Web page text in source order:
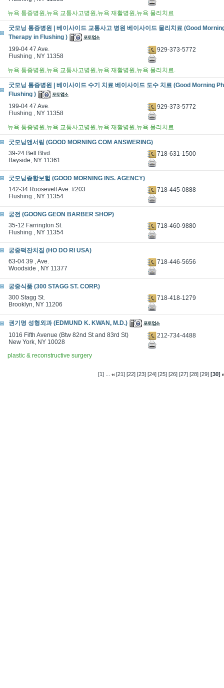
뉴욕 통증병원,뉴욕 교통사고병원,뉴욕 재활병원,뉴욕 물리치료
굿모닝 통증병원 | 베이사이드 교통사고 병원 베이사이드 물리치료 (Good
Therapy in Flushing )
199-04 47 Ave.
Flushing , NY 11358
929-373-5772
뉴욕 통증병원,뉴욕 교통사고병원,뉴욕 재활병원,뉴욕 물리치료.
굿모닝 통증병원 | 베이사이드 수기 치료 베이사이드 도수 치료 (Good Morning
Flushing )
199-04 47 Ave.
Flushing , NY 11358
929-373-5772
뉴욕 통증병원,뉴욕 교통사고병원,뉴욕 재활병원,뉴욕 물리치료
굿모닝앤서링 (GOOD MORNING COM ANSWERING)
39-24 Bell Blvd.
Bayside, NY 11361
718-631-1500
굿모닝종합보험 (GOOD MORNING INS. AGENCY)
142-34 Roosevelt Ave. #203
Flushing , NY 11354
718-445-0888
궁전 (GOONG GEON BARBER SHOP)
35-12 Farrington St.
Flushing , NY 11354
718-460-9880
궁중떡잔치집 (HO DO RI USA)
63-04 39 , Ave.
Woodside , NY 11377
718-446-5656
궁중식품 (300 STAGG ST. CORP.)
300 Stagg St.
Brooklyn, NY 11206
718-418-1279
권기명 성형외과 (EDMUND K. KWAN, M.D.)
1016 Fifth Avenue (Btw 82nd St and 83rd St)
New York, NY 10028
212-734-4488
plastic & reconstructive surgery
[1]... [21] [22] [23] [24] [25] [26] [27] [28] [29] [30]